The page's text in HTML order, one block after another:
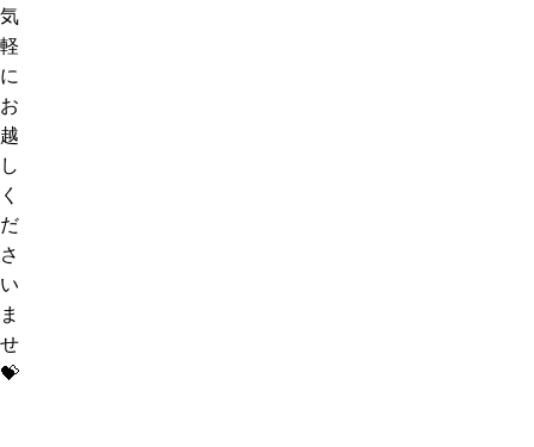
気
軽
に
お
越
し
く
だ
さ
い
ま
せ
💝